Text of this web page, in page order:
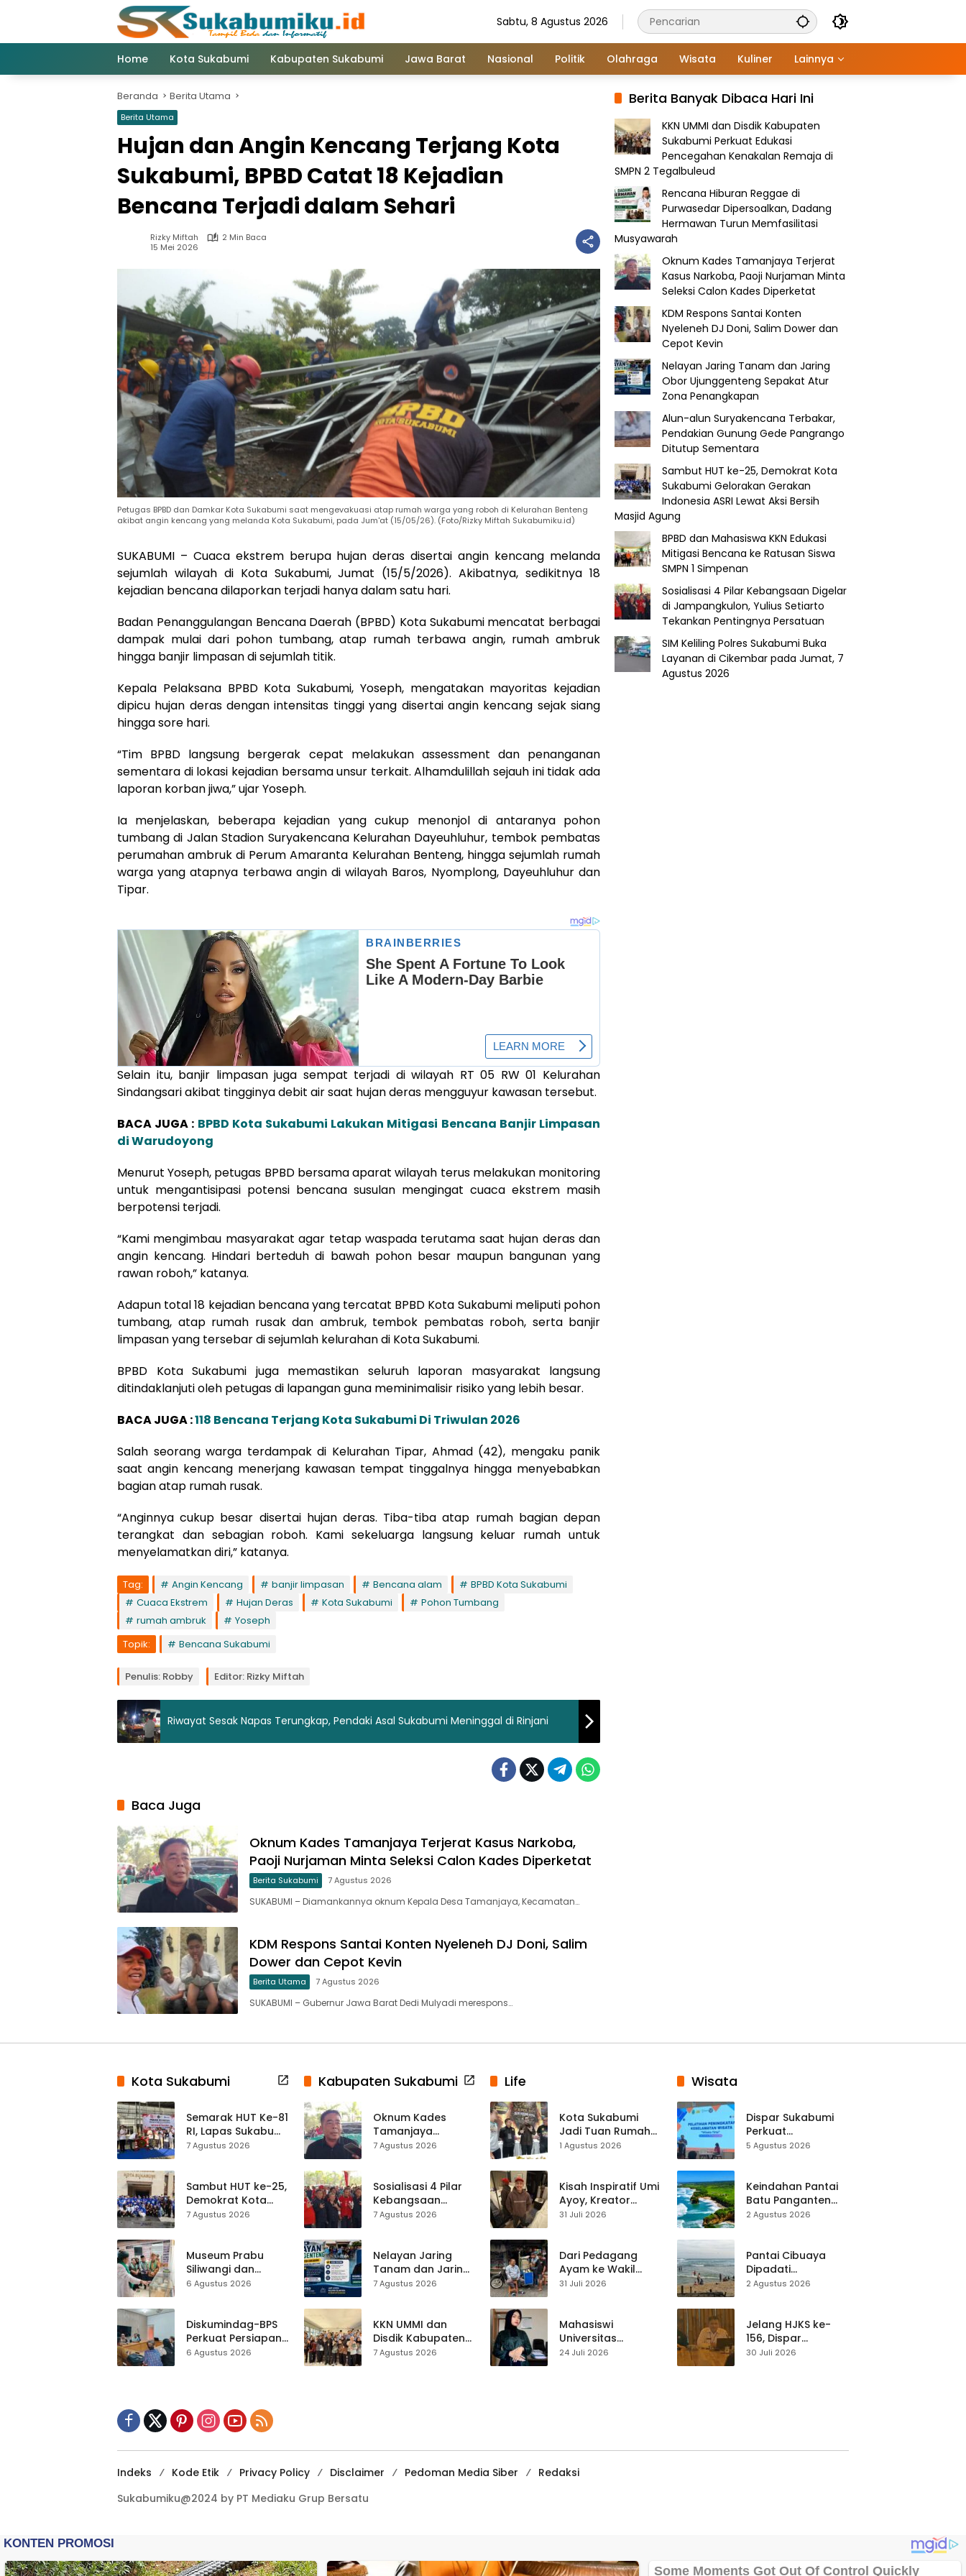
Sabtu, 8 Agustus 2026
Home Kota Sukabumi Kabupaten Sukabumi Jawa Barat Nasional Politik Olahraga Wisata Kuliner Lainnya
Beranda Berita Utama
Berita Utama
Hujan dan Angin Kencang Terjang Kota
Sukabumi, BPBD Catat 18 Kejadian
Bencana Terjadi dalam Sehari
Rizky Miftah
2 Min Baca
15 Mei 2026
Petugas BPBD dan Damkar Kota Sukabumi saat mengevakuasi atap rumah warga yang roboh di Kelurahan Benteng
akibat angin kencang yang melanda Kota Sukabumi, pada Jum'at (15/05/26). (Foto/Rizky Miftah Sukabumiku.id)
SUKABUMI – Cuaca ekstrem berupa hujan deras disertai angin kencang melanda
sejumlah wilayah di Kota Sukabumi, Jumat (15/5/2026). Akibatnya, sedikitnya 18
kejadian bencana dilaporkan terjadi hanya dalam satu hari.
Badan Penanggulangan Bencana Daerah (BPBD) Kota Sukabumi mencatat berbagai
dampak mulai dari pohon tumbang, atap rumah terbawa angin, rumah ambruk
hingga banjir limpasan di sejumlah titik.
Kepala Pelaksana BPBD Kota Sukabumi, Yoseph, mengatakan mayoritas kejadian
dipicu hujan deras dengan intensitas tinggi yang disertai angin kencang sejak siang
hingga sore hari.
“Tim BPBD langsung bergerak cepat melakukan assessment dan penanganan
sementara di lokasi kejadian bersama unsur terkait. Alhamdulillah sejauh ini tidak ada
laporan korban jiwa,” ujar Yoseph.
Ia menjelaskan, beberapa kejadian yang cukup menonjol di antaranya pohon
tumbang di Jalan Stadion Suryakencana Kelurahan Dayeuhluhur, tembok pembatas
perumahan ambruk di Perum Amaranta Kelurahan Benteng, hingga sejumlah rumah
warga yang atapnya terbawa angin di wilayah Baros, Nyomplong, Dayeuhluhur dan
Tipar.
Selain itu, banjir limpasan juga sempat terjadi di wilayah RT 05 RW 01 Kelurahan
Sindangsari akibat tingginya debit air saat hujan deras mengguyur kawasan tersebut.
BACA JUGA : BPBD Kota Sukabumi Lakukan Mitigasi Bencana Banjir Limpasan
di Warudoyong
Menurut Yoseph, petugas BPBD bersama aparat wilayah terus melakukan monitoring
untuk mengantisipasi potensi bencana susulan mengingat cuaca ekstrem masih
berpotensi terjadi.
“Kami mengimbau masyarakat agar tetap waspada terutama saat hujan deras dan
angin kencang. Hindari berteduh di bawah pohon besar maupun bangunan yang
rawan roboh,” katanya.
Adapun total 18 kejadian bencana yang tercatat BPBD Kota Sukabumi meliputi pohon
tumbang, atap rumah rusak dan ambruk, tembok pembatas roboh, serta banjir
limpasan yang tersebar di sejumlah kelurahan di Kota Sukabumi.
BPBD Kota Sukabumi juga memastikan seluruh laporan masyarakat langsung
ditindaklanjuti oleh petugas di lapangan guna meminimalisir risiko yang lebih besar.
BACA JUGA :118 Bencana Terjang Kota Sukabumi Di Triwulan 2026
Salah seorang warga terdampak di Kelurahan Tipar, Ahmad (42), mengaku panik
saat angin kencang menerjang kawasan tempat tinggalnya hingga menyebabkan
bagian atap rumah rusak.
“Anginnya cukup besar disertai hujan deras. Tiba-tiba atap rumah bagian depan
terangkat dan sebagian roboh. Kami sekeluarga langsung keluar rumah untuk
menyelamatkan diri,” katanya.
Tag: Angin Kencang banjir limpasan Bencana alam
BPBD Kota Sukabumi
Cuaca Ekstrem
Hujan Deras Kota Sukabumi
Pohon Tumbang
rumah ambruk
Yoseph
Topik:
Bencana Sukabumi
Penulis: Robby Editor: Rizky Miftah
Riwayat Sesak Napas Terungkap, Pendaki Asal Sukabumi Meninggal di Rinjani
Baca Juga
Oknum Kades Tamanjaya Terjerat Kasus Narkoba,
Paoji Nurjaman Minta Seleksi Calon Kades Diperketat
Berita Sukabumi 7 Agustus 2026
SUKABUMI – Diamankannya oknum Kepala Desa Tamanjaya, Kecamatan…
KDM Respons Santai Konten Nyeleneh DJ Doni, Salim
Dower dan Cepot Kevin
Berita Utama 7 Agustus 2026
SUKABUMI – Gubernur Jawa Barat Dedi Mulyadi merespons…
Berita Banyak Dibaca Hari Ini
KKN UMMI dan Disdik Kabupaten
Sukabumi Perkuat Edukasi
Pencegahan Kenakalan Remaja di
SMPN 2 Tegalbuleud
Rencana Hiburan Reggae di
Purwasedar Dipersoalkan, Dadang
Hermawan Turun Memfasilitasi
Musyawarah
Oknum Kades Tamanjaya Terjerat
Kasus Narkoba, Paoji Nurjaman Minta
Seleksi Calon Kades Diperketat
KDM Respons Santai Konten
Nyeleneh DJ Doni, Salim Dower dan
Cepot Kevin
Nelayan Jaring Tanam dan Jaring
Obor Ujunggenteng Sepakat Atur
Zona Penangkapan
Alun-alun Suryakencana Terbakar,
Pendakian Gunung Gede Pangrango
Ditutup Sementara
Sambut HUT ke-25, Demokrat Kota
Sukabumi Gelorakan Gerakan
Indonesia ASRI Lewat Aksi Bersih
Masjid Agung
BPBD dan Mahasiswa KKN Edukasi
Mitigasi Bencana ke Ratusan Siswa
SMPN 1 Simpenan
Sosialisasi 4 Pilar Kebangsaan Digelar
di Jampangkulon, Yulius Setiarto
Tekankan Pentingnya Persatuan
SIM Keliling Polres Sukabumi Buka
Layanan di Cikembar pada Jumat, 7
Agustus 2026
Kota Sukabumi
Semarak HUT Ke-81
RI, Lapas Sukabumi
Resmi Gelar Pekan
7 Agustus 2026
Sambut HUT ke-25,
Demokrat Kota
Sukabumi
ASRI Lewat Aksi
Bersih Masjid
Agung
7 Agustus 2026
Museum Prabu
Siliwangi dan
Museum Keramik
Hampir 500 Koleksi
Dipisahkan
6 Agustus 2026
Diskumindag-BPS
Perkuat Persiapan
Sensus Ekonomi,
6 Agustus 2026
Kabupaten Sukabumi
Oknum Kades
Tamanjaya
Terjerat Kasus
Seleksi Calon
Kades Diperketat
7 Agustus 2026
Sosialisasi 4 Pilar
Kebangsaan
Digelar di
Tekankan
Pentingnya
Persatuan
7 Agustus 2026
Nelayan Jaring
Tanam dan Jaring
Obor
Penangkapan
7 Agustus 2026
KKN UMMI dan
Disdik Kabupaten
Sukabumi Perkuat
7 Agustus 2026
Life
Kota Sukabumi
Jadi Tuan Rumah
Kontes Batu Akik
1 Agustus 2026
Kisah Inspiratif Umi
Ayoy, Kreator
TikTok Asal
Live Streaming
31 Juli 2026
Dari Pedagang
Ayam ke Wakil
Ketua DPRD, H.
Pasar Cisaat
31 Juli 2026
Mahasiswi
Universitas
Muhammadiyah
24 Juli 2026
Wisata
Dispar Sukabumi
Perkuat
Keselamatan
Mitigasi hingga
Teknik Evakuasi
5 Agustus 2026
Keindahan Pantai
Batu Panganten
Mulai Dilirik
2 Agustus 2026
Pantai Cibuaya
Dipadati
Wisatawan,
Waspada
2 Agustus 2026
Jelang HJKS ke-
156, Dispar
Kabupaten
30 Juli 2026
Indeks Kode Etik Privacy Policy Disclaimer Pedoman Media Siber
Redaksi
Sukabumiku@2024 by PT Mediaku Grup Bersatu